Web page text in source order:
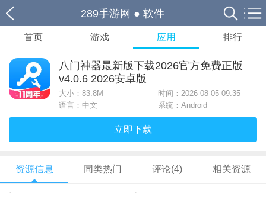
289手游网 ● 软件
首页 游戏 应用 排行
八门神器最新版下载2026官方免费正版
v4.0.6 2026安卓版
大小： 83.8M
时间：2026-08-05 09:35
语言：中文
系统：Android
立即下载
资源信息 同类热门 评论(4) 相关资源